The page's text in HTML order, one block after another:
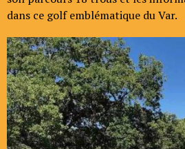
dans ce golf emblématique du Var.